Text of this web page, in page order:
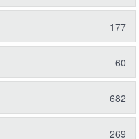
177
60
682
269